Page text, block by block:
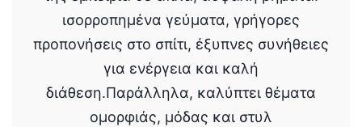
ισορροπημένα γεύματα, γρήγορες
προπονήσεις στο σπίτι, έξυπνες συνήθειες
για ενέργεια και καλή
διάθεση.Παράλληλα, καλύπτει θέματα
ομορφιάς, μόδας και στυλ